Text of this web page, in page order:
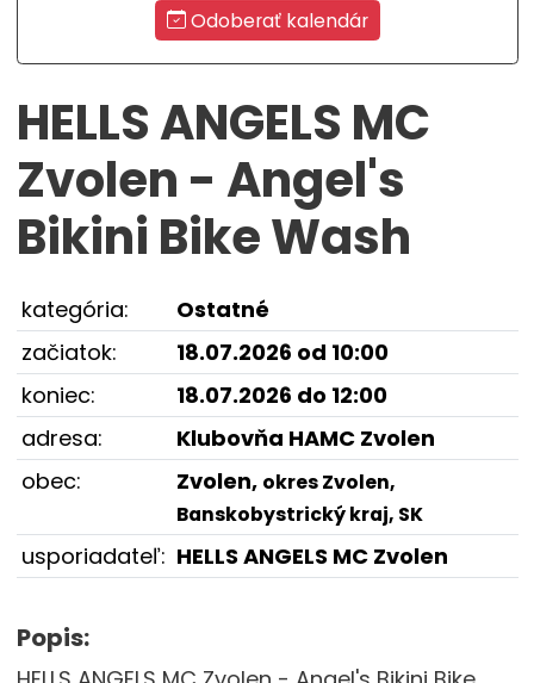
Odoberať kalendár
HELLS ANGELS MC
Zvolen - Angel's
Bikini Bike Wash
kategória:
Ostatné
začiatok:
18.07.2026 od 10:00
koniec:
18.07.2026 do 12:00
adresa:
Klubovňa HAMC Zvolen
obec:
Zvolen, okres Zvolen,
Banskobystrický kraj, SK
usporiadateľ: HELLS ANGELS MC Zvolen
Popis: